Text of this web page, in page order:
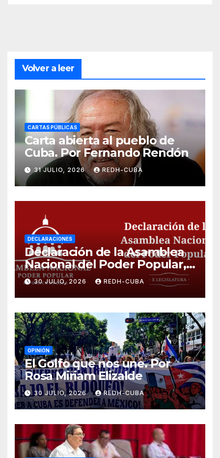
Volver a leer
CARTAS PÚBLICAS
Carta abierta al pueblo de
Cuba. Por Fernando Rendón
31 JULIO, 2026 REDH-CUBA
DECLARACIONES
Declaración de la Asamblea
Nacional del Poder Popular,
¡Cesen el cerco energético y
el castigo colectivo al pueblo
cubano!
30 JULIO, 2026 REDH-CUBA
OPINIÓN
El Golfo que nos une. Por
Rosa Miriam Elizalde
30 JULIO, 2026 REDH-CUBA